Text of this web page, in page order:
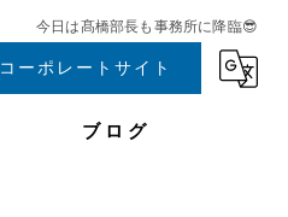
今日は髙橋部長も事務所に降臨😎
コーポレートサイト
ブログ